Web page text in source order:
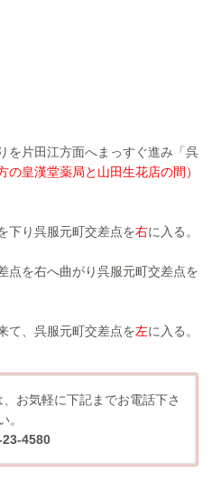
を片田江方面へまっすぐ進み「呉
の皇漢堂薬局と山田生花店の間）
下り呉服元町交差点を右に入る。
点を右へ曲がり呉服元町交差点を
て、呉服元町交差点を左に入る。
お気軽に下記までお電話下さ
。
4580